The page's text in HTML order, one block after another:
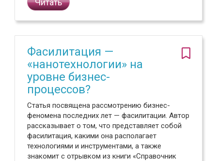
Читать
Фасилитация —
«нанотехнологии» на
уровне бизнес-
процессов?
Статья посвящена рассмотрению бизнес-
феномена последних лет — фасилитации. Автор
рассказывает о том, что представляет собой
фасилитация, какими она располагает
технологиями и инструментами, а также
знакомит с отрывком из книги «Справочник